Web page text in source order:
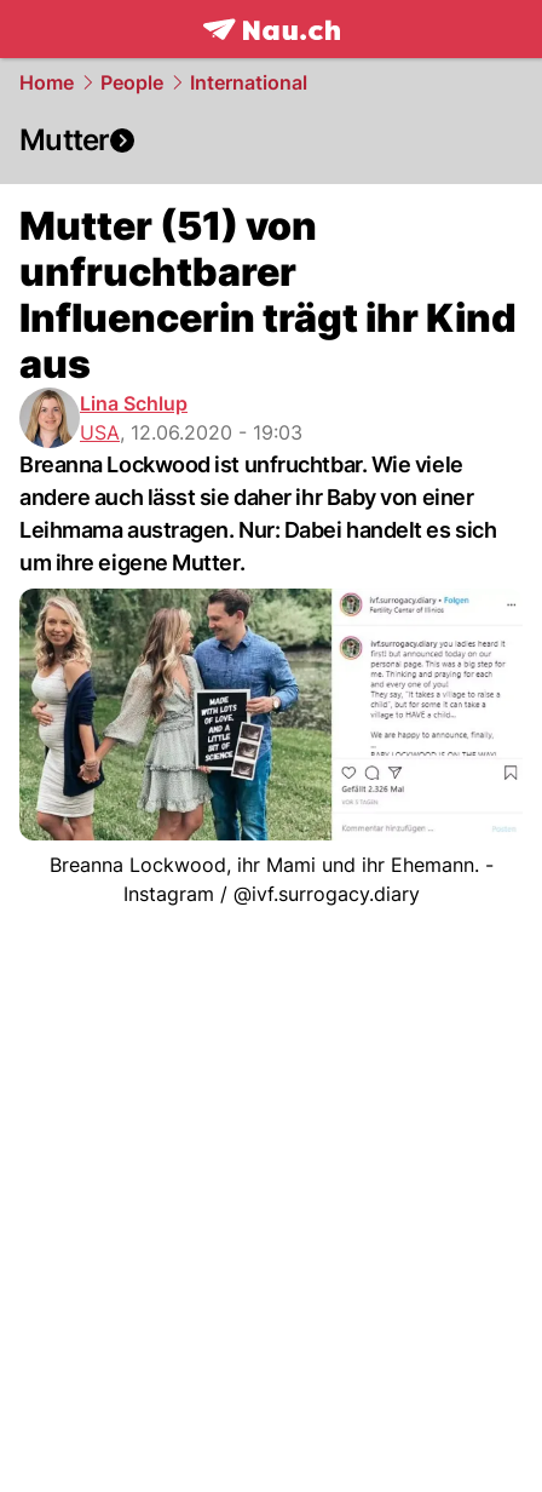
frontpage.NAU.ch
Home People International
Mutter
Mutter (51) von
unfruchtbarer
Influencerin trägt ihr Kind
aus
Lina Schlup
USA, 12.06.2020 - 19:03
Breanna Lockwood ist unfruchtbar. Wie viele
andere auch lässt sie daher ihr Baby von einer
Leihmama austragen. Nur: Dabei handelt es sich
um ihre eigene Mutter.
Breanna Lockwood, ihr Mami und ihr Ehemann. -
Instagram / @ivf.surrogacy.diary